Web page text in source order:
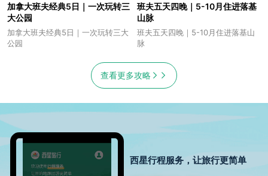
加拿大班夫经典5日｜一次玩转三
大公园
加拿大班夫经典5日｜一次玩转三大
公园
班夫五天四晚｜5-10月住进落基
山脉
班夫五天四晚｜5-10月住进落基山
脉
查看更多攻略
西星行程服务，让旅行更简单